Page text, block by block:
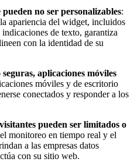
no ser personalizables:
apariencia del widget, incluidos
de texto, garantiza
con la identidad de su
aplicaciones móviles
móviles y de escritorio
conectados y responder a los
pueden ser limitados o
monitoreo en tiempo real y el
a las empresas datos
con su sitio web.